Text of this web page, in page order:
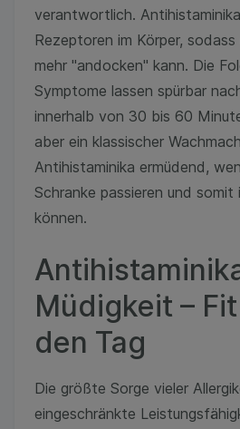
verantwortlich.
Rezeptoren im Körper,
mehr "andocken" kann. Die
Symptome lassen spürbar
innerhalb von 30 bis 60
aber ein klassischer
Antihistaminika ermüdend,
Schranke passieren und somit
können.
Müdigkeit –
den Tag
Die größte Sorge vieler
eingeschränkte